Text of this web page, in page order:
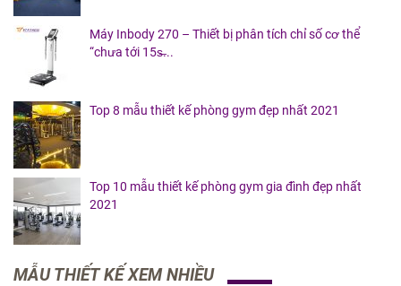
Máy Inbody 270 – Thiết bị phân tích chỉ số cơ thể
“chưa tới 15s̶...
Top 8 mẫu thiết kế phòng gym đẹp nhất 2021
Top 10 mẫu thiết kế phòng gym gia đình đẹp nhất
2021
MẪU THIẾT KẾ XEM NHIỀU